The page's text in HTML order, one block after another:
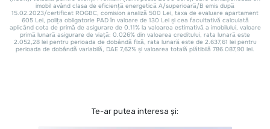
Te-ar putea interesa și: